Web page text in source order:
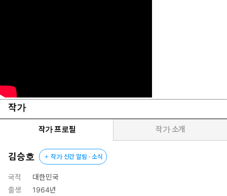
작가
작가 프로필 작가 소개
김승호 작가 신간 알림 · 소식
국적
대한민국
출생
1964년